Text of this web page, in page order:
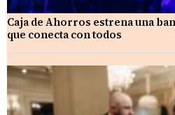
Caja de Ahorros estrena una
que conecta con todos